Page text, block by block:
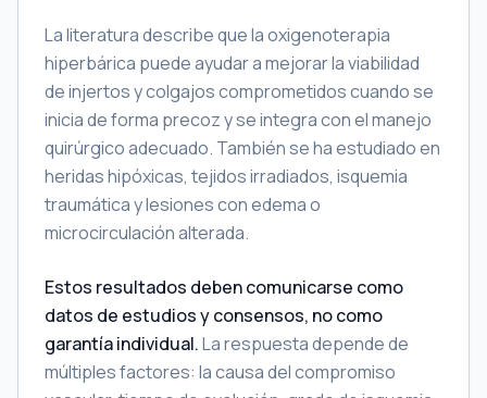
La literatura describe que la oxigenoterapia
hiperbárica puede ayudar a mejorar la viabilidad
de injertos y colgajos comprometidos cuando se
inicia de forma precoz y se integra con el manejo
quirúrgico adecuado. También se ha estudiado en
heridas hipóxicas, tejidos irradiados, isquemia
traumática y lesiones con edema o
microcirculación alterada.
Estos resultados deben comunicarse como
datos de estudios y consensos, no como
garantía individual.La respuesta depende de
múltiples factores: la causa del compromiso